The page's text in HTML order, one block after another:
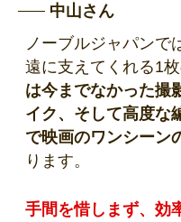
中山さん
ノーブルジャパンで
遠に支えてくれる1
は今までなかった撮
イク、そして高度な
で映画のワンシーン
ります。
手間を惜しまず、効